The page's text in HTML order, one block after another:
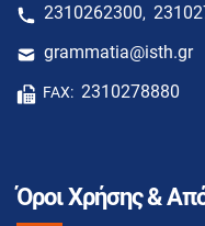
2310262300,
grammatia@isth.gr
FAX: 2310278880
Όροι Χρήσης &